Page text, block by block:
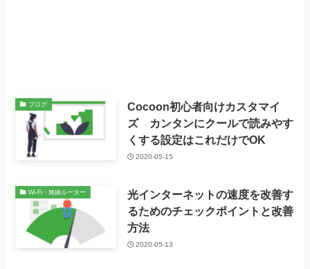
ブログ
Cocoon初心者向けカスタマイ
ズ カンタンにクールで読みやす
くする設定はこれだけでOK
2020-05-15
Wi-Fi・無線ルーター
光インターネットの速度を改善す
るためのチェックポイントと改善
方法
2020-05-13